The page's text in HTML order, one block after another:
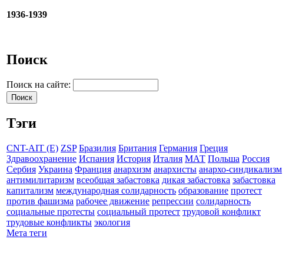
1936-1939
Поиск
Поиск на сайте:
Тэги
CNT-AIT (E) ZSP Бразилия Британия Германия Греция
Здравоохранение Испания История Италия МАТ Польша Россия
Сербия Украина Франция анархизм анархисты анархо-синдикализм
антимилитаризм всеобщая забастовка дикая забастовка забастовка
капитализм международная солидарность образование протест
против фашизма рабочее движение репрессии солидарность
социальные протесты социальный протест трудовой конфликт
трудовые конфликты экология
Мета теги